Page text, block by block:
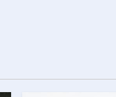
了此前分布在拉斯维加斯